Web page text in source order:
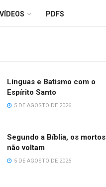
VÍDEOS PDFS
Línguas e Batismo com o
Espírito Santo
5 DE AGOSTO DE 2026
Segundo a Bíblia, os mortos
não voltam
5 DE AGOSTO DE 2026